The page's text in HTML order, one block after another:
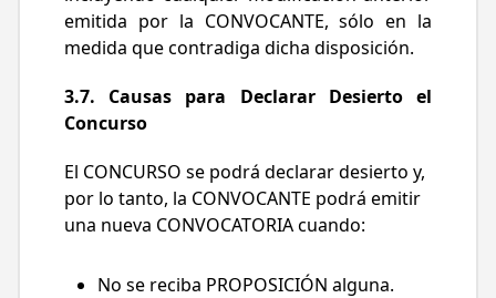
emitida por la CONVOCANTE, sólo en la
medida que contradiga dicha disposición.
3.7. Causas para Declarar Desierto el
Concurso
El CONCURSO se podrá declarar desierto y,
por lo tanto, la CONVOCANTE podrá emitir
una nueva CONVOCATORIA cuando:
No se reciba PROPOSICIÓN alguna.